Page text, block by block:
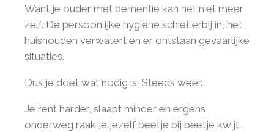
Want je ouder met dementie kan het niet meer
zelf. De persoonlijke hygiëne schiet erbij in, het
huishouden verwatert en er ontstaan gevaarlijke
situaties.
Dus je doet wat nodig is. Steeds weer.
Je rent harder, slaapt minder en ergens
onderweg raak je jezelf beetje bij beetje kwijt.